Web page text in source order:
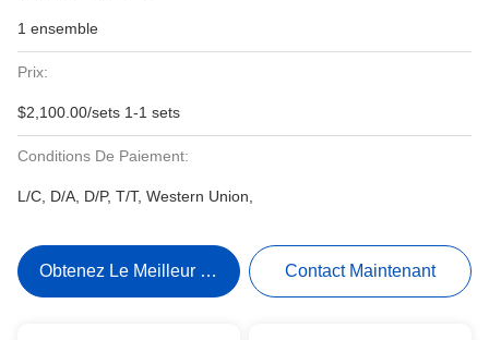
1 ensemble
Prix:
$2,100.00/sets 1-1 sets
Conditions De Paiement:
L/C, D/A, D/P, T/T, Western Union,
Obtenez Le Meilleur Prix Contact Maintenant